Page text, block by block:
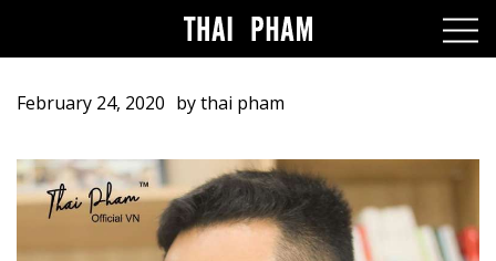
February 24, 2020 bythai pham